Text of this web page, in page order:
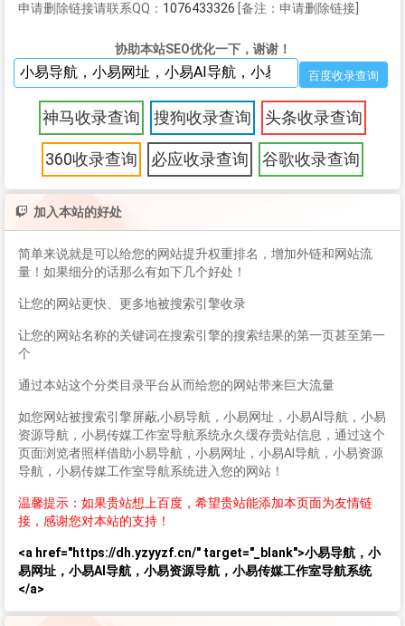
申请删除链接请联系QQ： 1076433326 [备注：申请删除链接]
协助本站SEO优化一下，谢谢！
神马收录查询 搜狗收录查询 头条收录查询
360收录查询 必应收录查询 谷歌收录查询
加入本站的好处
简单来说就是可以给您的网站提升权重排名，增加外链和网站流
量！如果细分的话那么有如下几个好处！
让您的网站更快、更多地被搜索引擎收录
让您的网站名称的关键词在搜索引擎的搜索结果的第一页甚至第一
个
通过本站这个分类目录平台从而给您的网站带来巨大流量
如您网站被搜索引擎屏蔽,小易导航，小易网址，小易AI导航，小易
资源导航，小易传媒工作室导航系统永久缓存贵站信息，通过这个
页面浏览者照样借助小易导航，小易网址，小易AI导航，小易资源
导航，小易传媒工作室导航系统进入您的网站！
温馨提示：如果贵站想上百度，希望贵站能添加本页面为友情链
接，感谢您对本站的支持！
<a href="https://dh.yzyyzf.cn/" target="_blank">小易导航，小
易网址，小易AI导航，小易资源导航，小易传媒工作室导航系统
</a>